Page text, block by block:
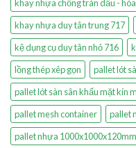
khay nhựa chống tràn dầu -
khay nhựa duy tân trung 717
kệ dụng cụ duy tân nhỏ 716
lồng thép xêp gọn
pallet lót
pallet lót sàn sân khấu mặt kín
pallet mesh container
pallet
pallet nhựa